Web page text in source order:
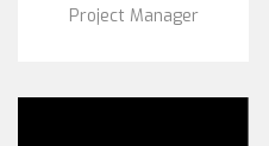
Project Manager